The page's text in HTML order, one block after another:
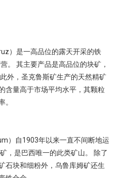
）是一高品位的露天开采的铁
。 其主要产品是高品位的块矿，
外，圣克鲁斯矿生产的天然精矿
含量高于市场平均水平，其颗粒
。
）自1903年以来一直不间断地运
，是巴西唯一的此类矿山。 除了
石块和细粉外，乌鲁库姆矿还生